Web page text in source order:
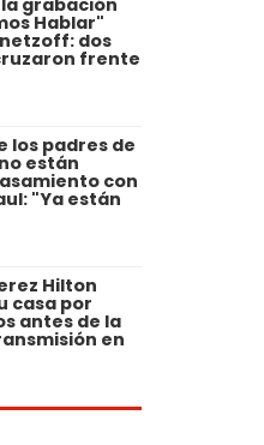
grabación
Hablar"
dos
frente
los padres de
están
con
"Ya están
Hilton
casa por
antes de la
en